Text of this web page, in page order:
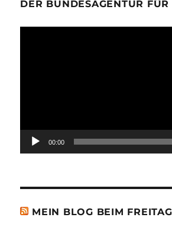
DER BUNDESAGENTUR
00:00
MEIN BLOG BEIM FREITAG